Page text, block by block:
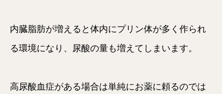
内臓脂肪が増えると体内にプリン体が多く作られ
る環境になり、尿酸の量も増えてしまいます。
高尿酸血症がある場合は単純にお薬に頼るのでは